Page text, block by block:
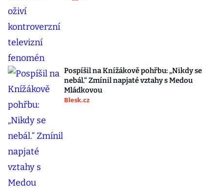
Pospíšil na Knížákově pohřbu: „Nikdy se
nebál.“ Zmínil napjaté vztahy s Medou
Mládkovou
Blesk.cz